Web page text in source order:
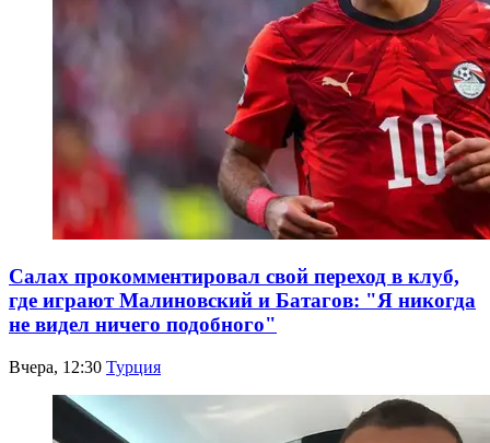
Салах прокомментировал свой переход в клуб,
где играют Малиновский и Батагов: "Я никогда
не видел ничего подобного"
Вчера, 12:30 Турция